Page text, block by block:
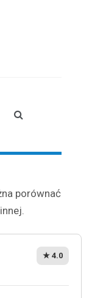
porównać
★ 4.0